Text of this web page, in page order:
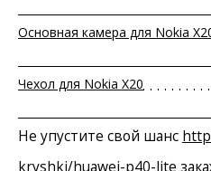
Основная камера для Nokia
Чехол для Nokia X20
Не упустите свой шанс
kryshki/huawei-p40-lite